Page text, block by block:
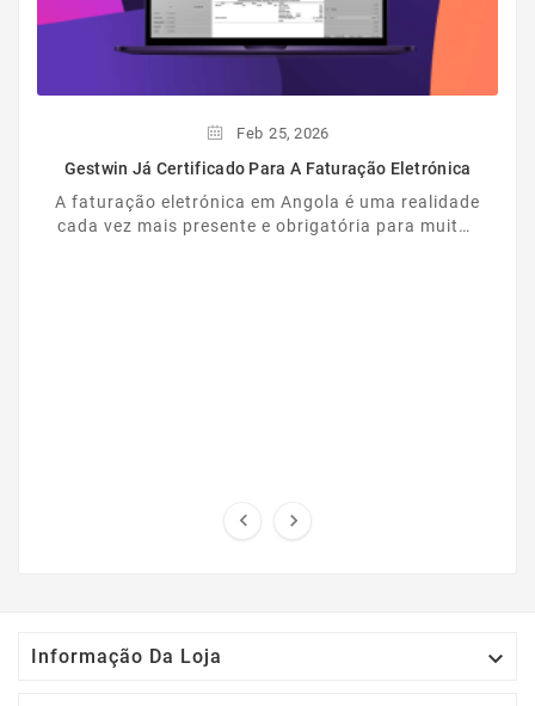
Feb 25, 2026
Gestwin Já Certificado Para A Faturação Eletrónica
A faturação eletrónica em Angola é uma realidade
cada vez mais presente e obrigatória para muitas
 
Informação Da Loja 